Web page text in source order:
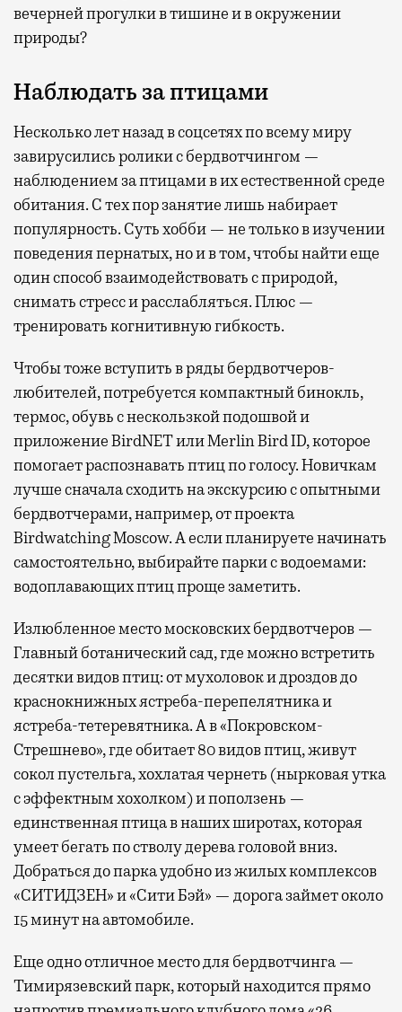
вечерней прогулки в тишине и в окружении
природы?
Наблюдать за птицами
Несколько лет назад в соцсетях по всему миру
завирусились ролики с бердвотчингом —
наблюдением за птицами в их естественной среде
обитания. С тех пор занятие лишь набирает
популярность. Суть хобби — не только в изучении
поведения пернатых, но и в том, чтобы найти еще
один способ взаимодействовать с природой,
снимать стресс и расслабляться. Плюс —
тренировать когнитивную гибкость.
Чтобы тоже вступить в ряды бердвотчеров-
любителей, потребуется компактный бинокль,
термос, обувь с нескользкой подошвой и
приложение BirdNET или Merlin Bird ID, которое
помогает распознавать птиц по голосу. Новичкам
лучше сначала сходить на экскурсию с опытными
бердвотчерами, например, от проекта
Birdwatching Moscow. А если планируете начинать
самостоятельно, выбирайте парки с водоемами:
водоплавающих птиц проще заметить.
Излюбленное место московских бердвотчеров —
Главный ботанический сад, где можно встретить
десятки видов птиц: от мухоловок и дроздов до
краснокнижных ястреба-перепелятника и
ястреба-тетеревятника. А в «Покровском-
Стрешнево», где обитает 80 видов птиц, живут
сокол пустельга, хохлатая чернеть (нырковая утка
с эффектным хохолком) и поползень —
единственная птица в наших широтах, которая
умеет бегать по стволу дерева головой вниз.
Добраться до парка удобно из жилых комплексов
«СИТИДЗЕН» и «Сити Бэй» — дорога займет около
15 минут на автомобиле.
Еще одно отличное место для бердвотчинга —
Тимирязевский парк, который находится прямо